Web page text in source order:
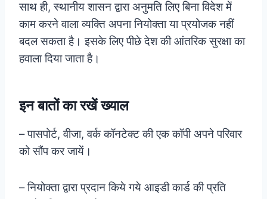
साथ ही, स्थानीय शासन द्वारा अनुमति लिए बिना विदेश में
काम करने वाला व्यक्ति अपना नियोक्ता या प्रयोजक नहीं
बदल सकता है। इसके लिए पीछे देश की आंतरिक सुरक्षा का
हवाला दिया जाता है।
इन बातों का रखें ख्याल
– पासपोर्ट, वीजा, वर्क कॉनटेक्ट की एक कॉपी अपने परिवार
को सौंप कर जायें।
– नियोक्ता द्वारा प्रदान किये गये आइडी कार्ड की प्रति